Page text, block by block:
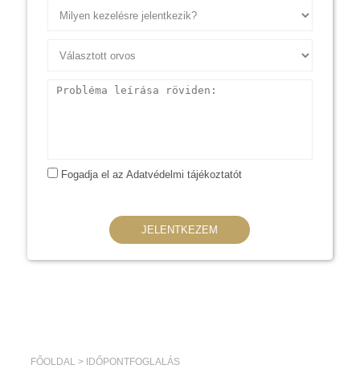
Probléma leírása röviden:
Fogadja el az Adatvédelmi tájékoztatót
JELENTKEZEM
FŐOLDAL > IDŐPONTFOGLALÁS